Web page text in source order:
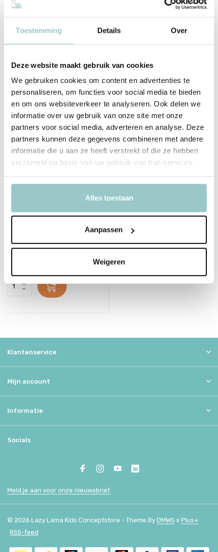
Toestemming Details Over
Deze website maakt gebruik van cookies
We gebruiken cookies om content en advertenties te
personaliseren, om functies voor social media te bieden
en om ons websiteverkeer te analyseren. Ook delen we
informatie over uw gebruik van onze site met onze
partners voor social media, adverteren en analyse. Deze
partners kunnen deze gegevens combineren met andere
informatie die u aan ze heeft verstrekt of die ze hebben
verzameld op basis van uw gebruik van hun services.
Alles toestaan
Aanpassen
Weigeren
Deliverytime
1-2 werkdagen
1-2 werkdagen
Deliverytime
1-2 werkdagen
Klantenservice
Mijn account
Informatie
Socials
Meld je aan voor onze nieuwsbrief
© 2026 Lazy Lama Kids Conceptstore - Theme By DMWS x Plus+
RSS-feed